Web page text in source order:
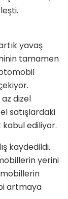
yavaş
tamamen
dizel
satışlardaki
ediliyor.
kaydedildi.
yerini
artmaya